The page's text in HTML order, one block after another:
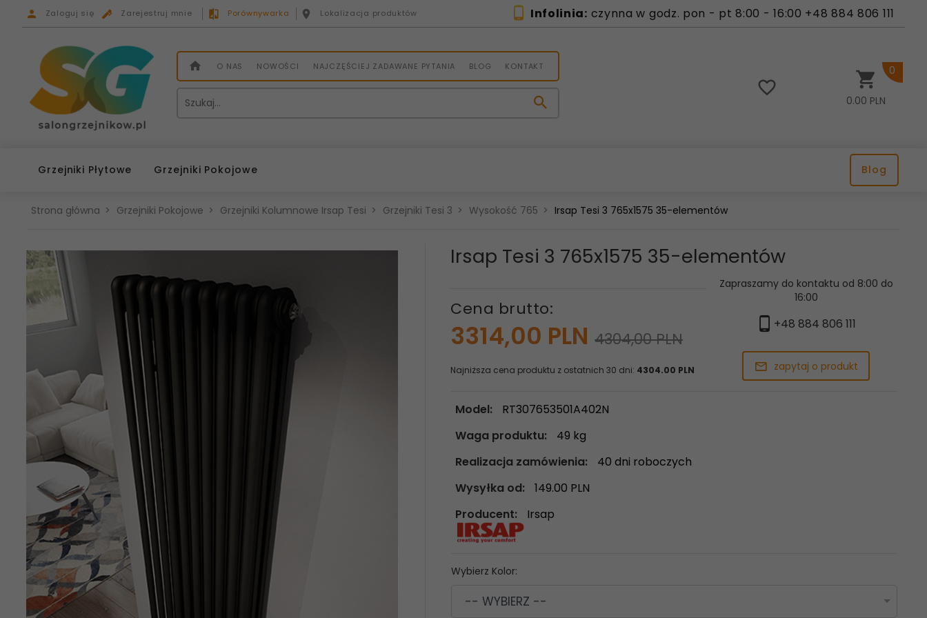
Zaloguj się Zarejestruj mnie Porównywarka Lokalizacja produktów Infolinia: czynna w godz. pon - pt 8:00 - 16:00 +48 884 806 111
O NAS NOWOŚCI NAJCZĘŚCIEJ ZADAWANE PYTANIA BLOG KONTAKT
0.00 PLN
0
Grzejniki Płytowe Grzejniki Pokojowe Blog
Strona główna Grzejniki Pokojowe Grzejniki Kolumnowe Irsap Tesi Grzejniki Tesi 3 Wysokość 765 Irsap Tesi 3 765x1575 35-elementów
Irsap Tesi 3 765x1575 35-elementów
Cena brutto:
3314,00 PLN 4304,00 PLN
Najniższa cena produktu z ostatnich 30 dni: 4304.00 PLN
Zapraszamy do kontaktu od 8:00 do
16:00
+48 884 806 111
zapytaj o produkt
Model:
RT307653501A402N
Waga produktu:
49 kg
Realizacja zamówienia:
40 dni roboczych
Wysyłka od:
149.00 PLN
Producent:
Irsap
Wybierz Kolor:
-- WYBIERZ --